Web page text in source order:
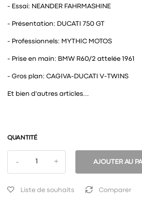
- Essai: NEANDER FAHRMASHINE
- Présentation: DUCATI 750 GT
- Professionnels: MYTHIC MOTOS
- Prise en main: BMW R60/2 attelée 1961
- Gros plan: CAGIVA-DUCATI V-TWINS
Et bien d'autres articles...
QUANTITÉ
AJOUTER AU
Liste de souhaits Comparer